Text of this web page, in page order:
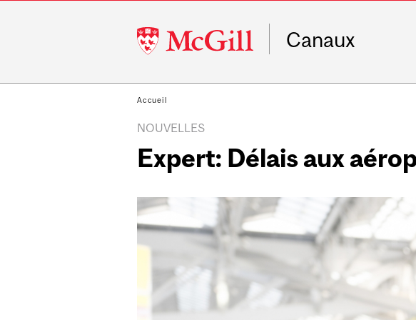
McGill
University
Canaux
Accueil
NOUVELLES
Expert: Délais aux